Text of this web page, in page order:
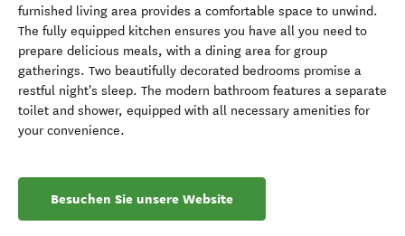
furnished living area provides a comfortable space to unwind.
The fully equipped kitchen ensures you have all you need to
prepare delicious meals, with a dining area for group
gatherings. Two beautifully decorated bedrooms promise a
restful night's sleep. The modern bathroom features a separate
toilet and shower, equipped with all necessary amenities for
your convenience.
Besuchen Sie unsere Website